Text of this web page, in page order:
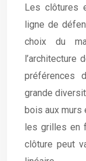
Les clôtures
ligne de
choix du
l’architecture
préférences
grande
bois aux murs
les grilles en
clôture peut